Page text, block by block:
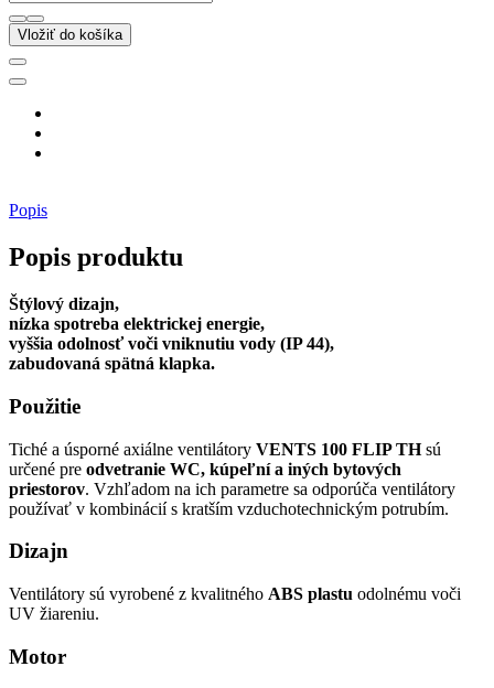
Vložiť do košíka
Popis
Popis produktu
Štýlový dizajn,
nízka spotreba elektrickej energie,
vyššia odolnosť voči vniknutiu vody (IP 44),
zabudovaná spätná klapka.
Použitie
Tiché a úsporné axiálne ventilátory VENTS 100 FLIP THsú
určené pre odvetranie WC, kúpeľní a iných bytových
priestorov. Vzhľadom na ich parametre sa odporúča ventilátory
používať v kombinácií s kratším vzduchotechnickým potrubím.
Dizajn
Ventilátory sú vyrobené z kvalitného ABS plastu odolnému voči
UV žiareniu.
Motor